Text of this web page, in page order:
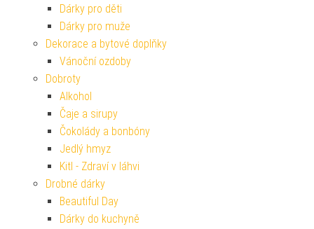
Dárky pro děti
Dárky pro muže
Dekorace a bytové doplňky
Vánoční ozdoby
Dobroty
Alkohol
Čaje a sirupy
Čokolády a bonbóny
Jedlý hmyz
Kitl - Zdraví v láhvi
Drobné dárky
Beautiful Day
Dárky do kuchyně